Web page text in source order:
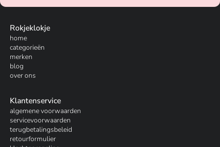
Rokjeklokje
home
categorieën
merken
blog
over ons
Klantenservice
algemene voorwaarden
servicevoorwaarden
terugbetalingsbeleid
retourformulier